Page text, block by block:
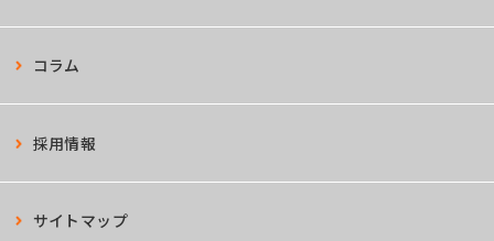
コラム
採用情報
サイトマップ